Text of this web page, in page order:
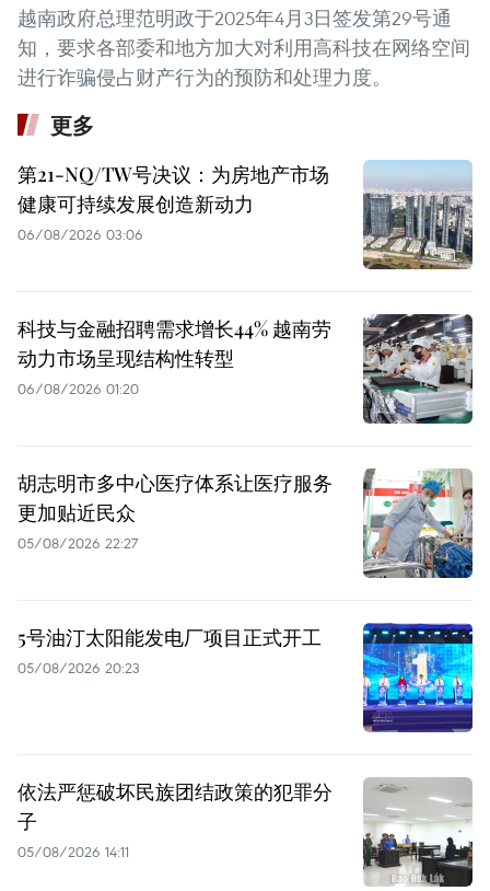
越南政府总理范明政于2025年4月3日签发第29号通
知，要求各部委和地方加大对利用高科技在网络空间
进行诈骗侵占财产行为的预防和处理力度。
更多
第21-NQ/TW号决议：为房地产市场
健康可持续发展创造新动力
06/08/2026 03:06
科技与金融招聘需求增长44% 越南劳
动力市场呈现结构性转型
06/08/2026 01:20
胡志明市多中心医疗体系让医疗服务
更加贴近民众
05/08/2026 22:27
5号油汀太阳能发电厂项目正式开工
05/08/2026 20:23
依法严惩破坏民族团结政策的犯罪分
子
05/08/2026 14:11